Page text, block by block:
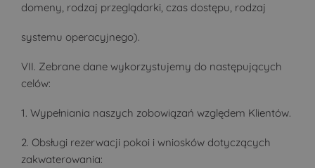
domeny, rodzaj przeglądarki, czas dostępu, rodzaj
systemu operacyjnego).
VII. Zebrane dane wykorzystujemy do następujących
celów:
1. Wypełniania naszych zobowiązań względem Klientów.
2. Obsługi rezerwacji pokoi i wniosków dotyczących
zakwaterowania: